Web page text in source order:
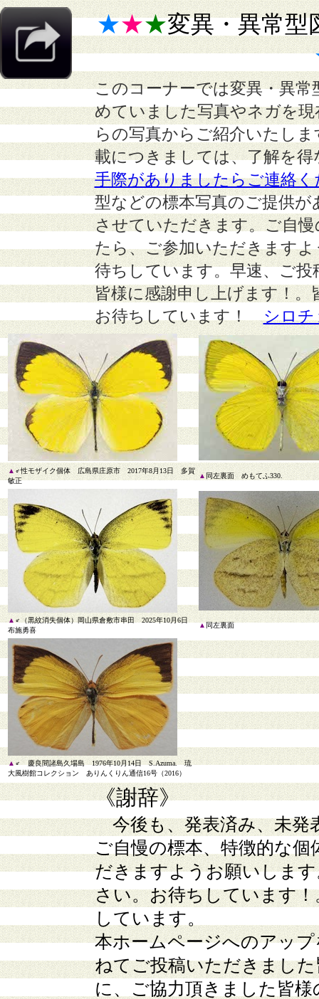
★★★変異・異常型
このコーナーでは変異・異
めていました写真やネガを
らの写真からご紹介いたし
載につきましては、了解を
手際がありましたらご連絡く
型などの標本写真のご提供
させていただきます。ご自
たら、ご参加いただきます
待ちしています。早速、ご
皆様に感謝申し上げます！
お待ちしています！
シロチ
▲ ♂性モザイク個体 広島県庄原市 2017年8月13日 多賀
敏正
▲ 同左裏面 めもてふ330.
▲ ♂（黒紋消失個体）岡山県倉敷市串田 2025年10月6日
布施勇喜
▲同左裏面
▲ ♂ 慶良間諸島久場島 1976年10月14日 S.Azuma. 琉
大風樹館コレクション ありんくりん通信16号（2016）
《謝辞》
今後も、発表済み、未発
ご自慢の標本、特徴的な
だきますようお願いしま
さい。お待ちしています
しています。
本ホームページへのアッ
ねてご投稿いただきまし
に、ご協力頂きました皆